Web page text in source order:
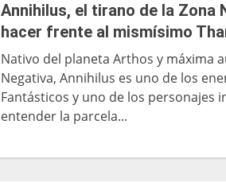
Annihilus, el tirano de la Zona
hacer frente al mismísimo
Nativo del planeta Arthos y máxima
Negativa, Annihilus es uno de los
Fantásticos y uno de los personajes
entender la parcela...